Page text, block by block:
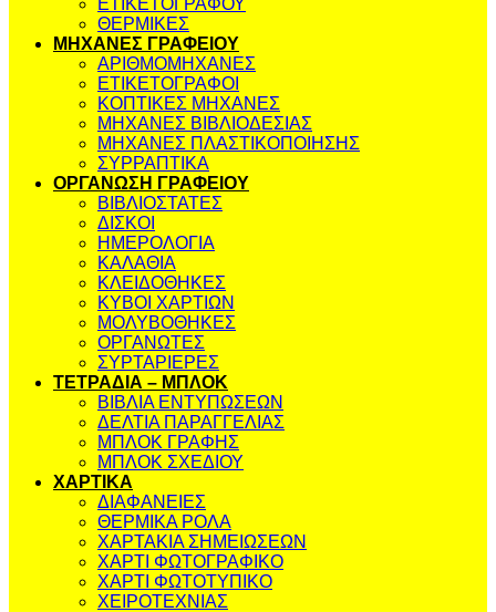
ΕΤΙΚΕΤΟΓΡΑΦΟΥ
ΘΕΡΜΙΚΕΣ
ΜΗΧΑΝΕΣ ΓΡΑΦΕΙΟΥ
ΑΡΙΘΜΟΜΗΧΑΝΕΣ
ΕΤΙΚΕΤΟΓΡΑΦΟΙ
ΚΟΠΤΙΚΕΣ ΜΗΧΑΝΕΣ
ΜΗΧΑΝΕΣ ΒΙΒΛΙΟΔΕΣΙΑΣ
ΜΗΧΑΝΕΣ ΠΛΑΣΤΙΚΟΠΟΙΗΣΗΣ
ΣΥΡΡΑΠΤΙΚΑ
ΟΡΓΑΝΩΣΗ ΓΡΑΦΕΙΟΥ
ΒΙΒΛΙΟΣΤΑΤΕΣ
ΔΙΣΚΟΙ
ΗΜΕΡΟΛΟΓΙΑ
ΚΑΛΑΘΙΑ
ΚΛΕΙΔΟΘΗΚΕΣ
ΚΥΒΟΙ ΧΑΡΤΙΩΝ
ΜΟΛΥΒΟΘΗΚΕΣ
ΟΡΓΑΝΩΤΕΣ
ΣΥΡΤΑΡΙΕΡΕΣ
ΤΕΤΡΑΔΙΑ – ΜΠΛΟΚ
ΒΙΒΛΙΑ ΕΝΤΥΠΩΣΕΩΝ
ΔΕΛΤΙΑ ΠΑΡΑΓΓΕΛΙΑΣ
ΜΠΛΟΚ ΓΡΑΦΗΣ
ΜΠΛΟΚ ΣΧΕΔΙΟΥ
ΧΑΡΤΙΚΑ
ΔΙΑΦΑΝΕΙΕΣ
ΘΕΡΜΙΚΑ ΡΟΛΑ
ΧΑΡΤΑΚΙΑ ΣΗΜΕΙΩΣΕΩΝ
ΧΑΡΤΙ ΦΩΤΟΓΡΑΦΙΚΟ
ΧΑΡΤΙ ΦΩΤΟΤΥΠΙΚΟ
ΧΕΙΡΟΤΕΧΝΙΑΣ